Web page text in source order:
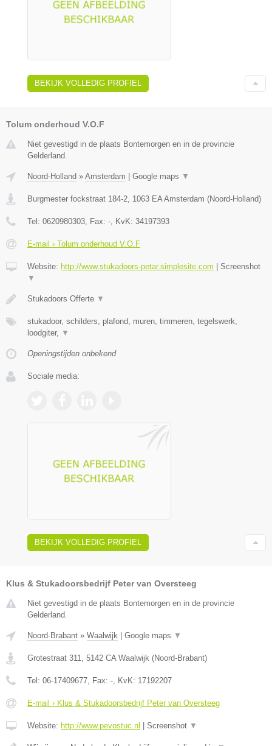
BEKIJK VOLLEDIG PROFIEL
Tolum onderhoud V.O.F
Niet gevestigd in de plaats Bontemorgen en in de provincie
Gelderland.
Noord-Holland » Amsterdam Google maps ▼
Burgmester fockstraat 184-2, 1063 EA Amsterdam (Noord-Holland)
Tel: 0620980303, Fax: -, KvK: 34197393
E-mail › Tolum onderhoud V.O.F
Website: http://www.stukadoors-petar.simplesite.com
Screenshot
▼
Stukadoors Offerte ▼
stukadoor, schilders, plafond, muren, timmeren, tegelswerk,
loodgiter, ▼
Openingstijden onbekend
Sociale media:
BEKIJK VOLLEDIG PROFIEL
Klus & Stukadoorsbedrijf Peter van Oversteeg
Niet gevestigd in de plaats Bontemorgen en in de provincie
Gelderland.
Noord-Brabant » Waalwijk | Google maps ▼
Grotestraat 311 5142 CA Waalwijk (Noord-Brabant)
Tel: 06-17409677 , Fax: - , KvK: 17192207
E-mail › Klus & Stukadoorsbedrijf Peter van Oversteeg
Website: http://www.pevostuc.nl | Screenshot ▼